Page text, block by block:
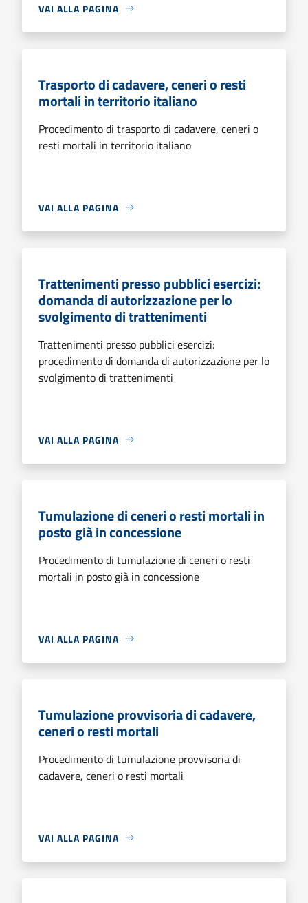
VAI ALLA PAGINA
Trasporto di cadavere, ceneri o resti
mortali in territorio italiano
Procedimento di trasporto di cadavere, ceneri o
resti mortali in territorio italiano
VAI ALLA PAGINA
Trattenimenti presso pubblici esercizi:
domanda di autorizzazione per lo
svolgimento di trattenimenti
Trattenimenti presso pubblici esercizi:
procedimento di domanda di autorizzazione per lo
svolgimento di trattenimenti
VAI ALLA PAGINA
Tumulazione di ceneri o resti mortali in
posto già in concessione
Procedimento di tumulazione di ceneri o resti
mortali in posto già in concessione
VAI ALLA PAGINA
Tumulazione provvisoria di cadavere,
ceneri o resti mortali
Procedimento di tumulazione provvisoria di
cadavere, ceneri o resti mortali
VAI ALLA PAGINA